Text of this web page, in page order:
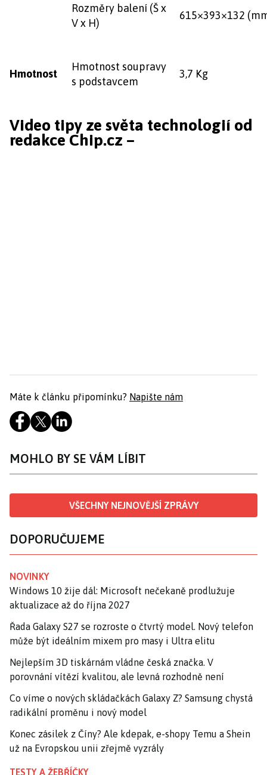
Rozměry balení (Š x
V x H)
615×393×132
Hmotnost
Hmotnost soupravy
s podstavcem
3,7 Kg
Video tipy ze světa technologií od
redakce Chip.cz –
Máte k článku připomínku? Napište nám
MOHLO BY SE VÁM LÍBIT
VŠECHNY NEJNOVĚJŠÍ ZPRÁVY
DOPORUČUJEME
NOVINKY
Windows 10 žije dál: Microsoft nečekaně prodlužuje
aktualizace až do října 2027
Řada Galaxy S27 se rozroste o čtvrtý model. Nový telefon
může být ideálním mixem pro masy i Ultra elitu
Nejlepším 3D tiskárnám vládne česká značka. V
porovnání vítězí kvalitou, ale levná rozhodně není
Co víme o nových skládačkách Galaxy Z? Samsung chystá
radikální proměnu i nový model
Konec zásilek z Číny? Ale kdepak, e-shopy Temu a Shein
už na Evropskou unii zřejmě vyzrály
TESTY A ŽEBŘÍČKY